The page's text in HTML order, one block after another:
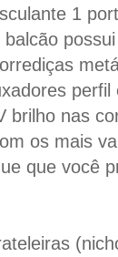
1
brilho nas
os mais
que você